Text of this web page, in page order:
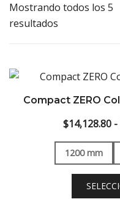
Mostrando todos los 5
resultados
high
to
low
Compact ZERO
$14,128.80 -
1200 mm